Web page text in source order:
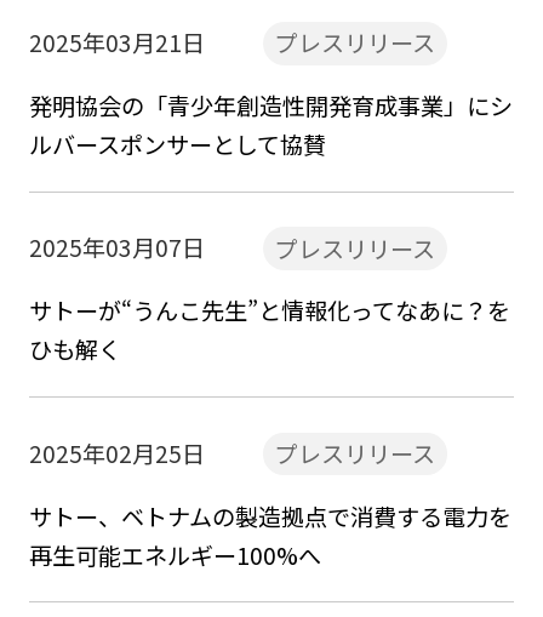
2025年03月21日
プレスリリース
発明協会の「青少年創造性開発育成事業」にシ
ルバースポンサーとして協賛
2025年03月07日
プレスリリース
サトーが“うんこ先生”と情報化ってなあに？を
ひも解く
2025年02月25日
プレスリリース
サトー、ベトナムの製造拠点で消費する電力を
再生可能エネルギー100%へ